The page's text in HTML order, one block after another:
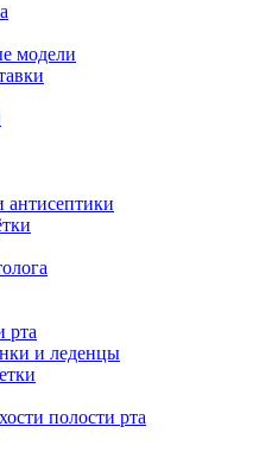
модели
рта
и леденцы
полости рта